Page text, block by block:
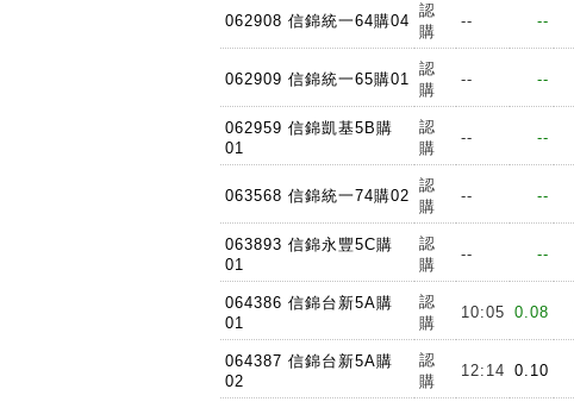
062908 信錦統一64購04
認
購
-- --
062909 信錦統一65購01
認
購
-- --
062959 信錦凱基5B購
01
認
購
-- --
063568 信錦統一74購02
認
購
-- --
063893 信錦永豐5C購
01
認
購
-- --
064386 信錦台新5A購
01
認
購
10:05 0.08
064387 信錦台新5A購
02
認
購
12:14 0.10